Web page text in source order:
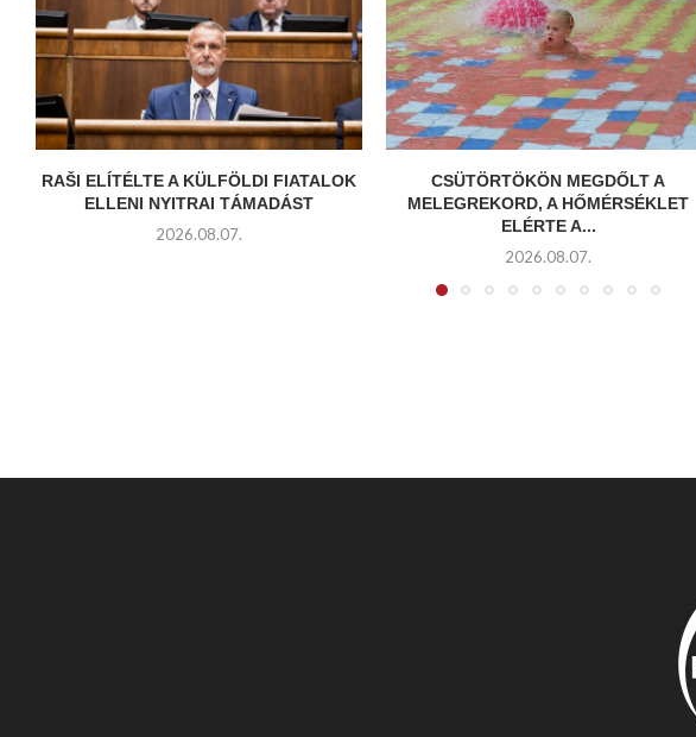
RAŠI ELÍTÉLTE A KÜLFÖLDI FIATALOK
ELLENI NYITRAI TÁMADÁST
2026.08.07.
CSÜTÖRTÖKÖN MEGDŐLT A
MELEGREKORD, A HŐMÉRSÉKLET
ELÉRTE A...
2026.08.07.